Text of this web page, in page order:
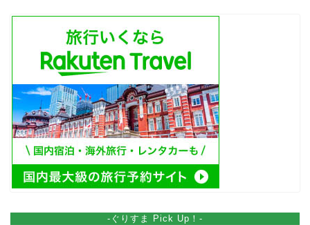
-ぐりすま Pick Up！-